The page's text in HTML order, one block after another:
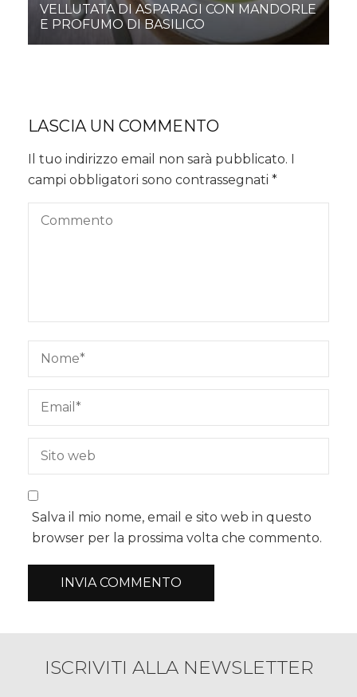
VELLUTATA DI ASPARAGI CON MANDORLE
E PROFUMO DI BASILICO
LASCIA UN COMMENTO
Il tuo indirizzo email non sarà pubblicato. I
campi obbligatori sono contrassegnati *
Salva il mio nome, email e sito web in questo
browser per la prossima volta che commento.
ISCRIVITI ALLA NEWSLETTER